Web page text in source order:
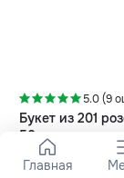
5.0 (9
Букет из 201
50 см
32
25 728 ₽
Главная